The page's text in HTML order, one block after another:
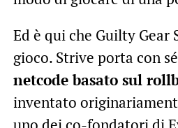
Ed è qui che Guilty Gear
gioco. Strive porta con
netcode basato sul
inventato